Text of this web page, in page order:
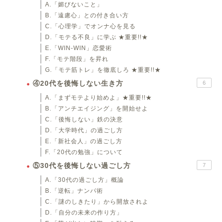
A.「媚びないこと」
B.「遠慮心」との付き合い方
C.「心理学」でオンナ心を見る
D.「モテる不良」に学ぶ ★重要!!★
E.「WIN-WIN」恋愛術
F.「モテ階段」を昇れ
G.「モテ筋トレ」を徹底しろ ★重要!!★
④20代を後悔しない生き方 6
A.「まずモテより始めよ」★重要!!★
B.「アンチエイジング」を開始せよ
C.「後悔しない」鉄の決意
D.「大学時代」の過ごし方
E.「新社会人」の過ごし方
F.「20代の勉強」について
⑤30代を後悔しない過ごし方 7
A.「30代の過ごし方」概論
B.「逆転」ナンパ術
C.「謎のしきたり」から開放されよ
D.「自分の未来の作り方」